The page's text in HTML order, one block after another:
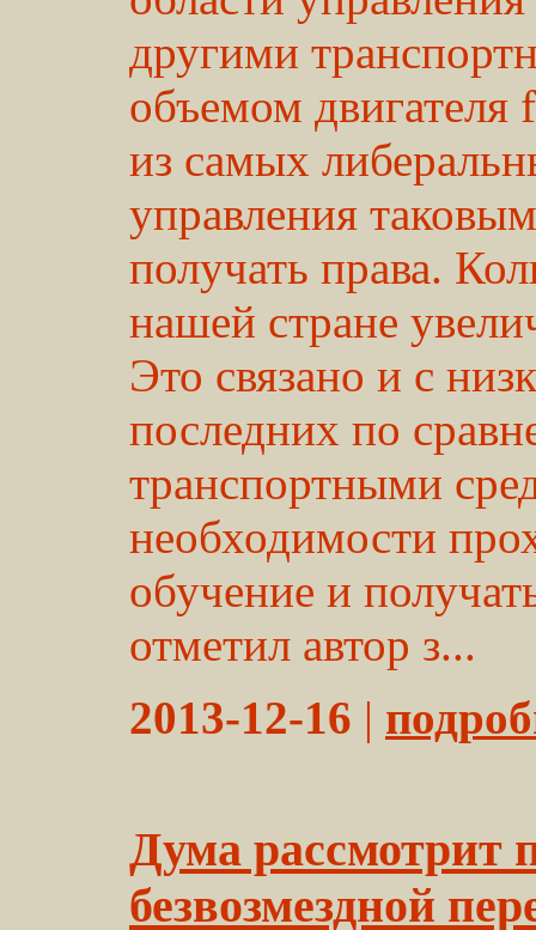
другими
объемом
из самых
управления
получать права.
нашей стране
Это связано и с
последних по
транспортными
необходимости
обучение и
отметил автор з...
2013-12-16 |
Дума рассмотрит
безвозмездной